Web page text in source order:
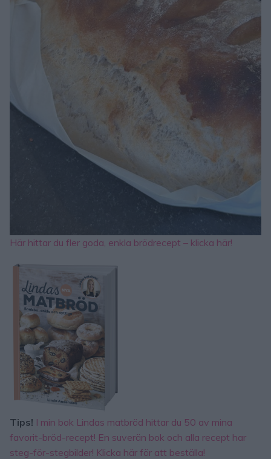
Här hittar du fler goda, enkla brödrecept – klicka här!
Tips! I min bok Lindas matbröd hittar du 50 av mina
favorit-bröd-recept! En suverän bok och alla recept har
steg-för-stegbilder! Klicka här för att beställa!